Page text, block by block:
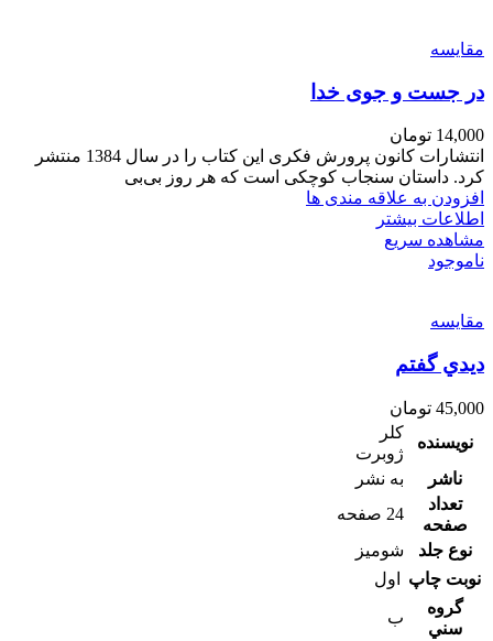
مقایسه
در جست و جوی خدا
14,000 تومان
انتشارات کانون پرورش فکری این کتاب را در سال 1384 منتشر
کرد. داستان سنجاب کوچکی است که هر روز بی‌بی
افزودن به علاقه مندی ها
اطلاعات بیشتر
مشاهده سریع
ناموجود
مقایسه
ديدي گفتم
45,000 تومان
نویسنده
کلر
ژوبرت
ناشر
به نشر
تعداد
صفحه
24 صفحه
نوع جلد
شومیز
نوبت چاپ
اول
گروه
سني
ب